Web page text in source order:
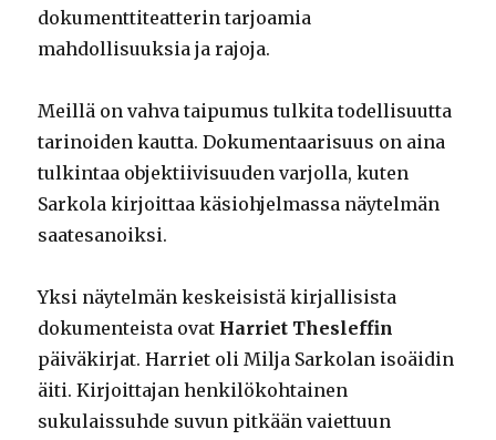
dokumenttiteatterin tarjoamia
mahdollisuuksia ja rajoja.
Meillä on vahva taipumus tulkita todellisuutta
tarinoiden kautta. Dokumentaarisuus on aina
tulkintaa objektiivisuuden varjolla, kuten
Sarkola kirjoittaa käsiohjelmassa näytelmän
saatesanoiksi.
Yksi näytelmän keskeisistä kirjallisista
dokumenteista ovat Harriet Thesleffin
päiväkirjat. Harriet oli Milja Sarkolan isoäidin
äiti. Kirjoittajan henkilökohtainen
sukulaissuhde suvun pitkään vaiettuun